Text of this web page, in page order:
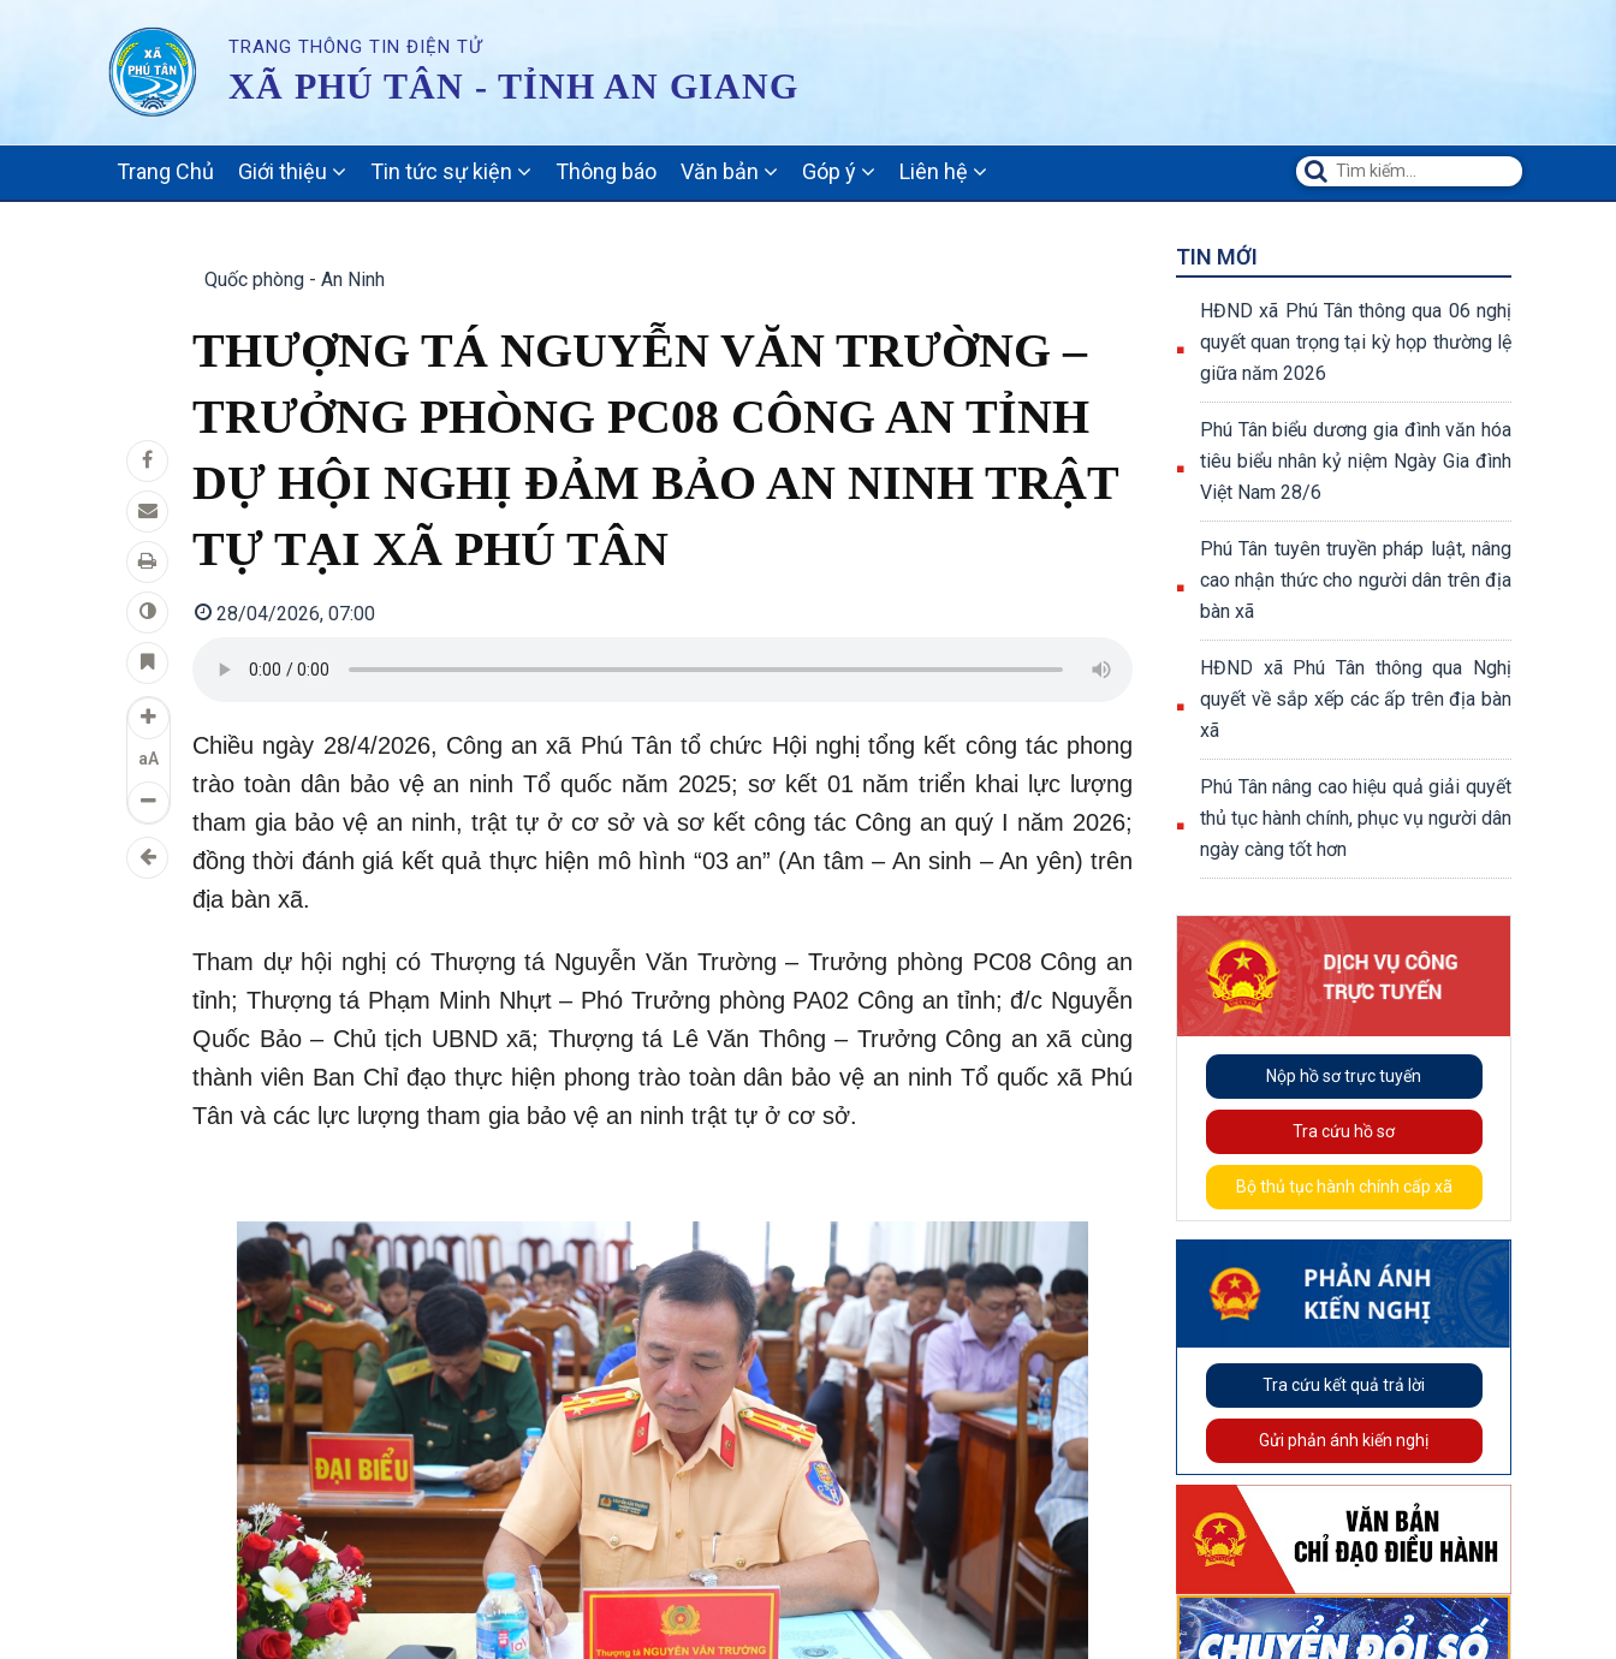
TRANG THÔNG TIN ĐIỆN TỬ
XÃ PHÚ TÂN - TỈNH AN GIANG
NAVIGATION
Trang Chủ Giới thiệu Tin tức sự kiện Thông báo Văn bản Góp ý Liên hệ
aA
Quốc phòng - An Ninh
THƯỢNG TÁ NGUYỄN VĂN TRƯỜNG –
TRƯỞNG PHÒNG PC08 CÔNG AN TỈNH
DỰ HỘI NGHỊ ĐẢM BẢO AN NINH TRẬT
TỰ TẠI XÃ PHÚ TÂN
28/04/2026, 07:00
Chiều ngày 28/4/2026, Công an xã Phú Tân tổ chức Hội nghị tổng kết công tác phong
trào toàn dân bảo vệ an ninh Tổ quốc năm 2025; sơ kết 01 năm triển khai lực lượng
tham gia bảo vệ an ninh, trật tự ở cơ sở và sơ kết công tác Công an quý I năm 2026;
đồng thời đánh giá kết quả thực hiện mô hình “03 an” (An tâm – An sinh – An yên) trên
địa bàn xã.
Tham dự hội nghị có Thượng tá Nguyễn Văn Trường – Trưởng phòng PC08 Công an
tỉnh; Thượng tá Phạm Minh Nhựt – Phó Trưởng phòng PA02 Công an tỉnh; đ/c Nguyễn
Quốc Bảo – Chủ tịch UBND xã; Thượng tá Lê Văn Thông – Trưởng Công an xã cùng
thành viên Ban Chỉ đạo thực hiện phong trào toàn dân bảo vệ an ninh Tổ quốc xã Phú
Tân và các lực lượng tham gia bảo vệ an ninh trật tự ở cơ sở.
TIN MỚI
HĐND xã Phú Tân thông qua 06 nghị
quyết quan trọng tại kỳ họp thường lệ
giữa năm 2026
Phú Tân biểu dương gia đình văn hóa
tiêu biểu nhân kỷ niệm Ngày Gia đình
Việt Nam 28/6
Phú Tân tuyên truyền pháp luật, nâng
cao nhận thức cho người dân trên địa
bàn xã
HĐND xã Phú Tân thông qua Nghị
quyết về sắp xếp các ấp trên địa bàn
xã
Phú Tân nâng cao hiệu quả giải quyết
thủ tục hành chính, phục vụ người dân
ngày càng tốt hơn
Nộp hồ sơ trực tuyến
Tra cứu hồ sơ
Bộ thủ tục hành chính cấp xã
Tra cứu kết quả trả lời
Gửi phản ánh kiến nghị